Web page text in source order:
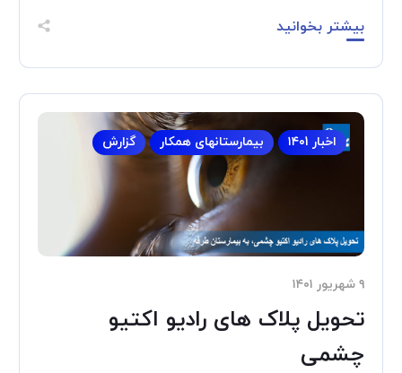
بیشتر بخوانید
اخبار ۱۴۰1 بیمارستانهای همکار گزارش
۹ شهریور ۱۴۰۱
تحویل پلاک های رادیو اکتیو
چشمی